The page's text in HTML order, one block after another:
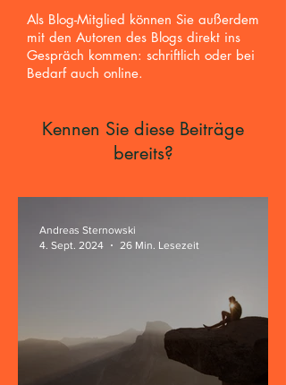
Als Blog-Mitglied können Sie außerdem
mit den Autoren des Blogs direkt ins
Gespräch kommen: schriftlich oder bei
Bedarf auch online.
Kennen Sie diese Beiträge
bereits?
Andreas Sternowski
4. Sept. 2024
26 Min. Lesezeit